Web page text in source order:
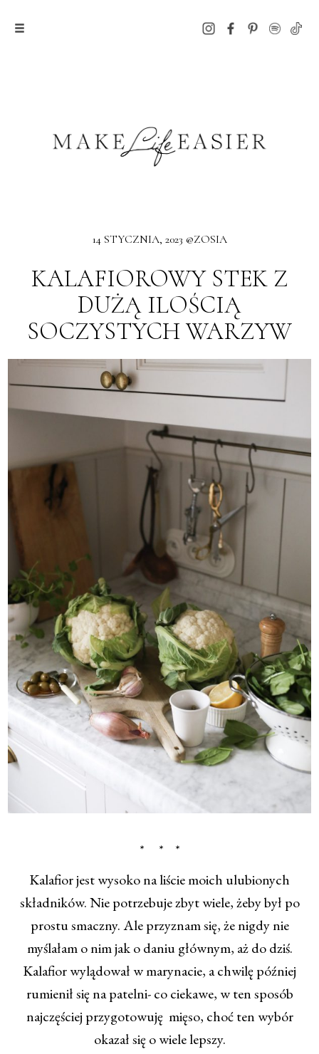
14 STYCZNIA, 2023 @ZOSIA
KALAFIOROWY STEK Z
DUŻĄ ILOŚCIĄ
SOCZYSTYCH WARZYW
* * *
Kalafior jest wysoko na liście moich ulubionych
składników. Nie potrzebuje zbyt wiele, żeby był po
prostu smaczny. Ale przyznam się, że nigdy nie
myślałam o nim jak o daniu głównym, aż do dziś.
Kalafior wylądował w marynacie, a chwilę później
rumienił się na patelni- co ciekawe, w ten sposób
najczęściej przygotowuję mięso, choć ten wybór
okazał się o wiele lepszy.